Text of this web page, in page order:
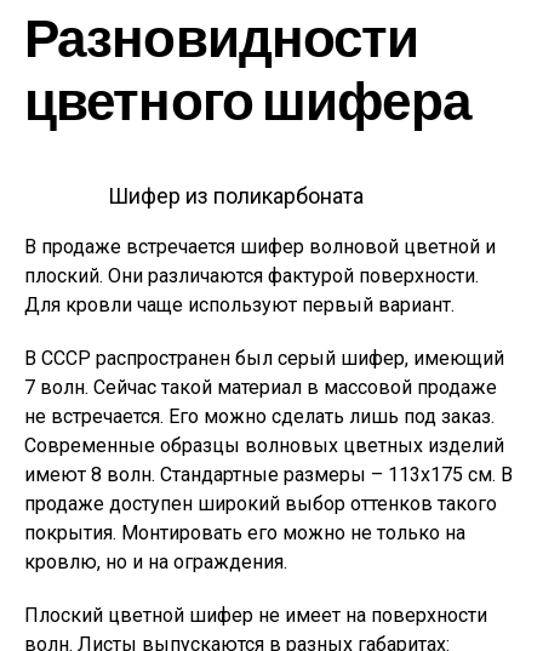
Разновидности
цветного шифера
Шифер из поликарбоната
В продаже встречается шифер волновой цветной и
плоский. Они различаются фактурой поверхности.
Для кровли чаще используют первый вариант.
В СССР распространен был серый шифер, имеющий
7 волн. Сейчас такой материал в массовой продаже
не встречается. Его можно сделать лишь под заказ.
Современные образцы волновых цветных изделий
имеют 8 волн. Стандартные размеры – 113х175 см. В
продаже доступен широкий выбор оттенков такого
покрытия. Монтировать его можно не только на
кровлю, но и на ограждения.
Плоский цветной шифер не имеет на поверхности
волн. Листы выпускаются в разных габаритах: